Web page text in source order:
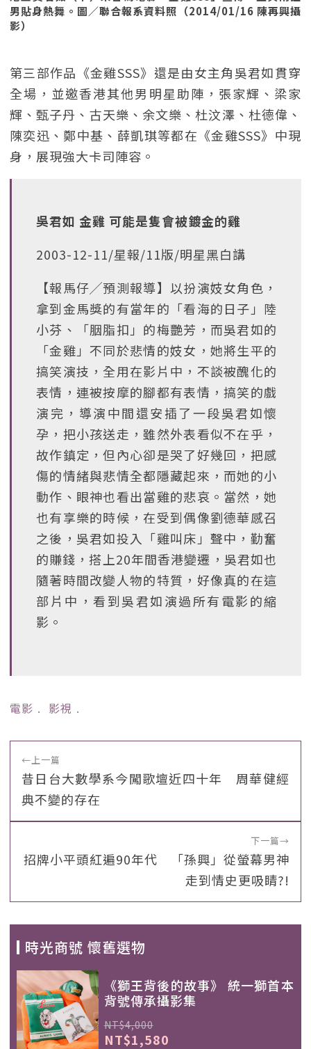
男貼身熱舞。圖／聯合報系資料照（2014/01/16 陳再興攝
影）
第三部作品《金雞SSS》還是由女主角吳君如貫穿
全場，並邀香港其他男明星助陣，張家輝、梁家
輝、甄子丹、古天樂、余文樂、杜汶澤、杜德偉、
陳奕迅、鄭中基、薛凱琪等都在《金雞SSS》中現
身，展現強大卡司陣容。
吳君如 金雞 可能是隻會被鍍金的雞
2003-12-11/星報/11版/明星黑白講
【報馬仔╱預測報導】以扮演妓女角色，
拿到金馬獎的有當年的「看海的日子」陸
小芬、「胭脂扣」的梅艷芳，而吳君如的
「金雞」不同於悲情的妓女，她將生平的
搞笑演技，全用在影片中，不談被醜化的
表情，連被按摩的腳都有表情，搞笑的戲
演完，導演中間還安插了一段吳君如懷
孕，把小孩送走，雖然外表看似不在乎，
故作鎮定，但內心卻是哭了好幾回，把感
傷的情緒與悲情全都隱藏起來，而她的小
動作、眼神也看出當雞的悲哀。當然，她
也有享樂的時候，在受到偶像劉德華感召
之後，吳君如投入「雞叫床」聲中，勤奮
的賺錢，搭上20年間香港變遷，吳君如也
隨著時間改變人物的特質，好像真的在這
部片中，看到吳君如演過所有電影的縮
影。
電影 ﹒ 影視 ﹒
←上一篇
昔日台大數學系今闖歌壇近四十年 周華健經
典不變的存在
下一篇→
招牌小平頭紅遍90年代 「孫興」從螢幕男神
走到情史更吸睛?!
時光商號 懷舊選物
《獅王背後的故事》 統一獅首本
背號傳承攝影集
NT$4,000
NT$1,580